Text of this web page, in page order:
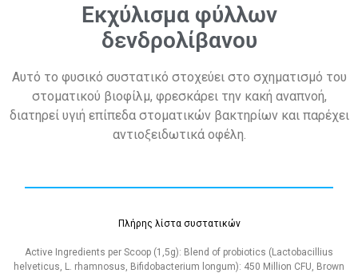
Εκχύλισμα φύλλων
δενδρολίβανου
Αυτό το φυσικό συστατικό στοχεύει στο σχηματισμό του
στοματικού βιοφίλμ, φρεσκάρει την κακή αναπνοή,
διατηρεί υγιή επίπεδα στοματικών βακτηρίων και παρέχει
αντιοξειδωτικά οφέλη.
Πλήρης λίστα συστατικών
Active Ingredients per Scoop (1,5g): Blend of probiotics (Lactobacillius
helveticus, L. rhamnosus, Bifidobacterium longum): 450 Million CFU, Brown